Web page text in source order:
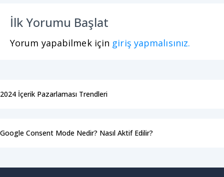
İlk Yorumu Başlat
Yorum yapabilmek için giriş yapmalısınız.
2024 İçerik Pazarlaması Trendleri
Google Consent Mode Nedir? Nasıl Aktif Edilir?